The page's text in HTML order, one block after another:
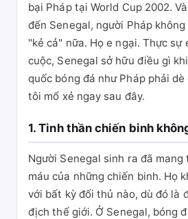
bại Pháp tại World Cup 2002.
đến Senegal, người Pháp
"kẻ cả" nữa. Họ e ngại. Thực sự
cuộc, Senegal sở hữu điều gì
quốc bóng đá như Pháp phải dè
tôi mổ xẻ ngay sau đây.
1. Tinh thần chiến binh
Người Senegal sinh ra đã
máu của những chiến binh. Họ
với bất kỳ đối thủ nào, dù đó là
địch thế giới. Ở Senegal, bóng